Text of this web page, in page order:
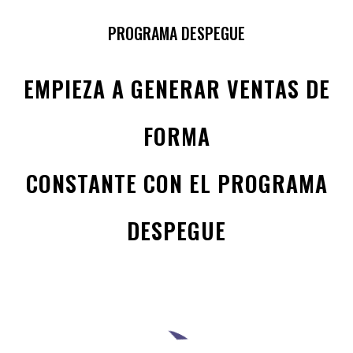
PROGRAMA DESPEGUE
EMPIEZA A GENERAR VENTAS DE
FORMA
CONSTANTE CON EL PROGRAMA
DESPEGUE